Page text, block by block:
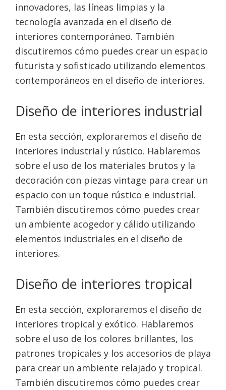
innovadores, las líneas limpias y la
tecnología avanzada en el diseño de
interiores contemporáneo. También
discutiremos cómo puedes crear un espacio
futurista y sofisticado utilizando elementos
contemporáneos en el diseño de interiores.
Diseño de interiores industrial
En esta sección, exploraremos el diseño de
interiores industrial y rústico. Hablaremos
sobre el uso de los materiales brutos y la
decoración con piezas vintage para crear un
espacio con un toque rústico e industrial.
También discutiremos cómo puedes crear
un ambiente acogedor y cálido utilizando
elementos industriales en el diseño de
interiores.
Diseño de interiores tropical
En esta sección, exploraremos el diseño de
interiores tropical y exótico. Hablaremos
sobre el uso de los colores brillantes, los
patrones tropicales y los accesorios de playa
para crear un ambiente relajado y tropical.
También discutiremos cómo puedes crear